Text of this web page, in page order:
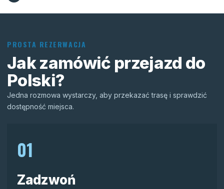
PROSTA REZERWACJA
Jak zamówić przejazd do
Polski?
Jedna rozmowa wystarczy, aby przekazać trasę i sprawdzić
dostępność miejsca.
01
Zadzwoń